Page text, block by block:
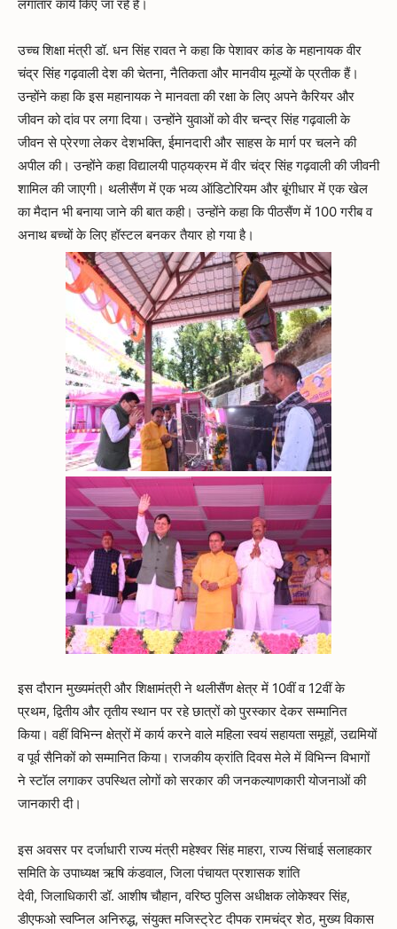
लगातार कार्य किए जा रहे हैं।
उच्च शिक्षा मंत्री डॉ. धन सिंह रावत ने कहा कि पेशावर कांड के महानायक वीर
चंद्र सिंह गढ़वाली देश की चेतना, नैतिकता और मानवीय मूल्यों के प्रतीक हैं।
उन्होंने कहा कि इस महानायक ने मानवता की रक्षा के लिए अपने कैरियर और
जीवन को दांव पर लगा दिया। उन्होंने युवाओं को वीर चन्द्र सिंह गढ़वाली के
जीवन से प्रेरणा लेकर देशभक्ति, ईमानदारी और साहस के मार्ग पर चलने की
अपील की। उन्होंने कहा विद्यालयी पाठ्यक्रम में वीर चंद्र सिंह गढ़वाली की जीवनी
शामिल की जाएगी। थलीसैंण में एक भव्य ऑडिटोरियम और बूंगीधार में एक खेल
का मैदान भी बनाया जाने की बात कही। उन्होंने कहा कि पीठसैंण में 100 गरीब व
अनाथ बच्चों के लिए हॉस्टल बनकर तैयार हो गया है।
इस दौरान मुख्यमंत्री और शिक्षामंत्री ने थलीसैंण क्षेत्र में 10वीं व 12वीं के
प्रथम, द्वितीय और तृतीय स्थान पर रहे छात्रों को पुरस्कार देकर सम्मानित
किया। वहीं विभिन्न क्षेत्रों में कार्य करने वाले महिला स्वयं सहायता समूहों, उद्यमियों
व पूर्व सैनिकों को सम्मानित किया। राजकीय क्रांति दिवस मेले में विभिन्न विभागों
ने स्टॉल लगाकर उपस्थित लोगों को सरकार की जनकल्याणकारी योजनाओं की
जानकारी दी।
इस अवसर पर दर्जाधारी राज्य मंत्री महेश्वर सिंह माहरा, राज्य सिंचाई सलाहकार
समिति के उपाध्यक्ष ऋषि कंडवाल, जिला पंचायत प्रशासक शांति
देवी, जिलाधिकारी डॉ. आशीष चौहान, वरिष्ठ पुलिस अधीक्षक लोकेश्वर सिंह,
डीएफओ स्वप्निल अनिरुद्ध, संयुक्त मजिस्ट्रेट दीपक रामचंद्र शेठ, मुख्य विकास